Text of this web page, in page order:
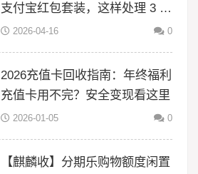
支付宝红包套装，这样处理 3 分
钟搞定
2026-04-16 0
2026充值卡回收指南：年终福利
充值卡用不完？安全变现看这里
2026-01-05 0
【麒麟收】分期乐购物额度闲置